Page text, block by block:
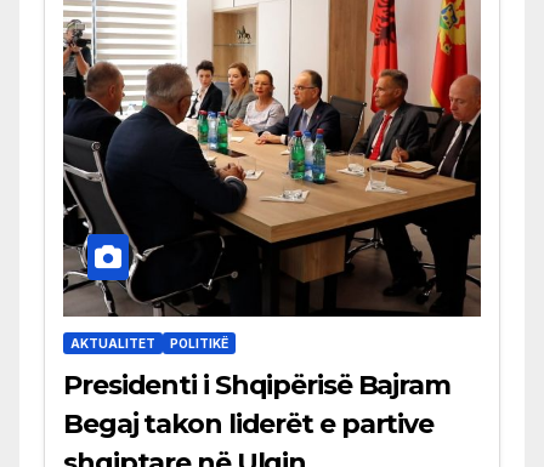
AKTUALITET POLITIKË
Presidenti i Shqipërisë Bajram
Begaj takon liderët e partive